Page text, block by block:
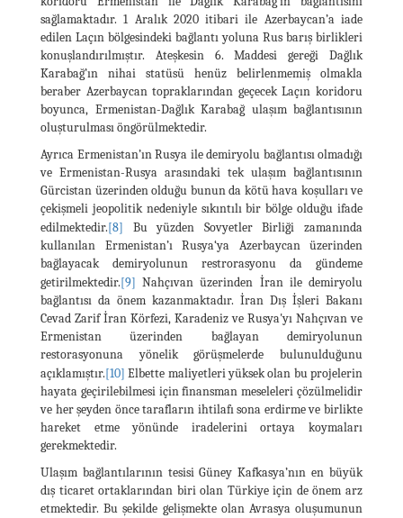
sağlamaktadır. 1 Aralık 2020 itibari ile Azerbaycan’a iade
edilen Laçın bölgesindeki bağlantı yoluna Rus barış birlikleri
konuşlandırılmıştır. Ateşkesin 6. Maddesi gereği Dağlık
Karabağ’ın nihai statüsü henüz belirlenmemiş olmakla
beraber Azerbaycan topraklarından geçecek Laçın koridoru
boyunca, Ermenistan-Dağlık Karabağ ulaşım bağlantısının
oluşturulması öngörülmektedir.
Ayrıca Ermenistan’ın Rusya ile demiryolu bağlantısı olmadığı
ve Ermenistan-Rusya arasındaki tek ulaşım bağlantısının
Gürcistan üzerinden olduğu bunun da kötü hava koşulları ve
çekişmeli jeopolitik nedeniyle sıkıntılı bir bölge olduğu ifade
edilmektedir.[8] Bu yüzden Sovyetler Birliği zamanında
kullanılan Ermenistan’ı Rusya‘ya Azerbaycan üzerinden
bağlayacak demiryolunun restrorasyonu da gündeme
getirilmektedir.[9] Nahçıvan üzerinden İran ile demiryolu
bağlantısı da önem kazanmaktadır. İran Dış İşleri Bakanı
Cevad Zarif İran Körfezi, Karadeniz ve Rusya'yı Nahçıvan ve
Ermenistan üzerinden bağlayan demiryolunun
restorasyonuna yönelik görüşmelerde bulunulduğunu
açıklamıştır.[10] Elbette maliyetleri yüksek olan bu projelerin
hayata geçirilebilmesi için finansman meseleleri çözülmelidir
ve her şeyden önce tarafların ihtilafı sona erdirme ve birlikte
hareket etme yönünde iradelerini ortaya koymaları
gerekmektedir.
Ulaşım bağlantılarının tesisi Güney Kafkasya’nın en büyük
dış ticaret ortaklarından biri olan Türkiye için de önem arz
etmektedir. Bu şekilde gelişmekte olan Avrasya oluşumunun